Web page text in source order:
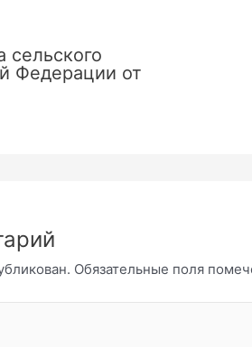
сельского
Федерации от
Обязательные поля